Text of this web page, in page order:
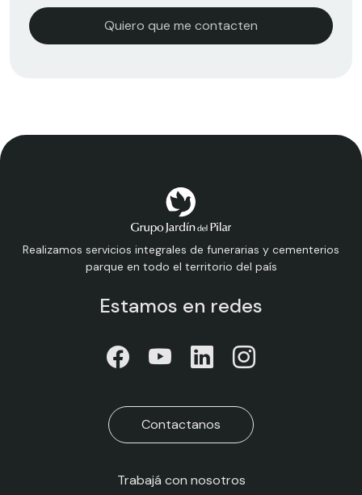
Quiero que me contacten
Realizamos servicios integrales de funerarias y cementerios
parque en todo el territorio del país
Estamos en redes
Contactanos
Trabajá con nosotros